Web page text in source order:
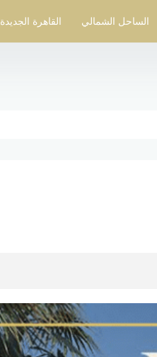
الساحل الشمالي القاهرة الجديدة